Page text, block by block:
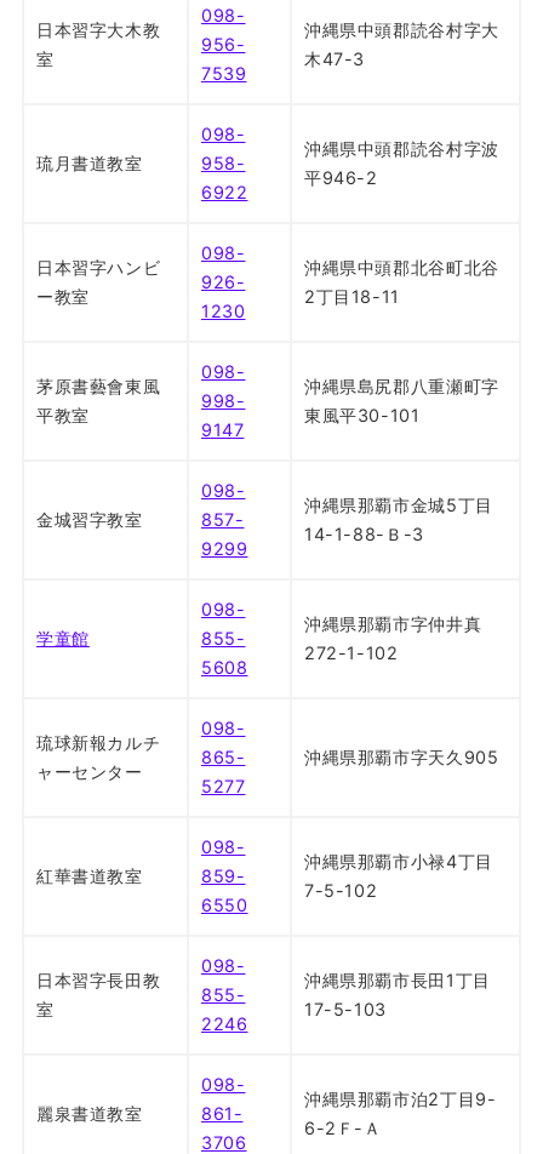
日本習字大木教
室
098-
956-
7539
沖縄県中頭郡読谷村字大
木47-3
琉月書道教室
098-
958-
6922
沖縄県中頭郡読谷村字波
平946-2
日本習字ハンビ
ー教室
098-
926-
1230
沖縄県中頭郡北谷町北谷
2丁目18-11
茅原書藝會東風
平教室
098-
998-
9147
沖縄県島尻郡八重瀬町字
東風平30-101
金城習字教室
098-
857-
9299
沖縄県那覇市金城5丁目
14-1-88-Ｂ-3
学童館
098-
855-
5608
沖縄県那覇市字仲井真
272-1-102
琉球新報カルチ
ャーセンター
098-
865-
5277
沖縄県那覇市字天久905
紅華書道教室
098-
859-
6550
沖縄県那覇市小禄4丁目
7-5-102
日本習字長田教
室
098-
855-
2246
沖縄県那覇市長田1丁目
17-5-103
麗泉書道教室
098-
861-
3706
沖縄県那覇市泊2丁目9-
6-2Ｆ-Ａ